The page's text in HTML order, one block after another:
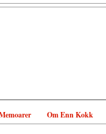
Om Enn Kokk